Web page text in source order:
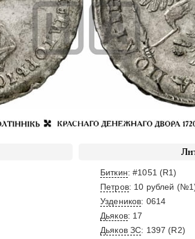
Биткин: #1051 (R1)
Петров: 10 рублей
Уздеников: 0614
Дьяков: 17
Дьяков ЗС: 1397 (R2)